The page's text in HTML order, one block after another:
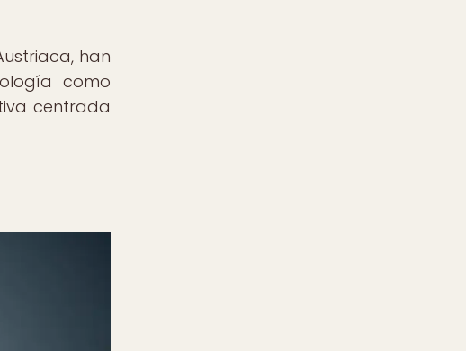
han
como
centrada